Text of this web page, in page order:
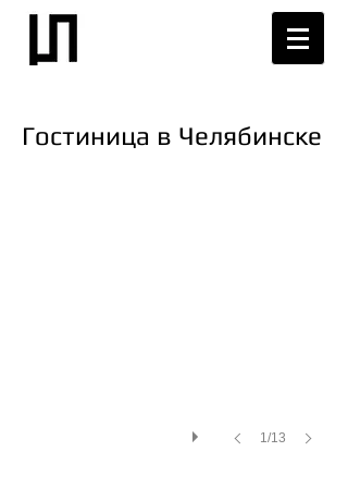
Гостиница в Челябинске
1/13